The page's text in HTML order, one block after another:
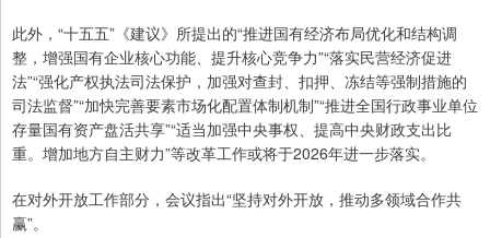
此外，“十五五”《建议》所提出的“推进国有经济布局优化和结构调
整，增强国有企业核心功能、提升核心竞争力”“落实民营经济促进
法”“强化产权执法司法保护，加强对查封、扣押、冻结等强制措施的
司法监督”“加快完善要素市场化配置体制机制”“推进全国行政事业单位
存量国有资产盘活共享”“适当加强中央事权、提高中央财政支出比
重。增加地方自主财力”等改革工作或将于2026年进一步落实。
在对外开放工作部分，会议指出“坚持对外开放，推动多领域合作共
赢”。